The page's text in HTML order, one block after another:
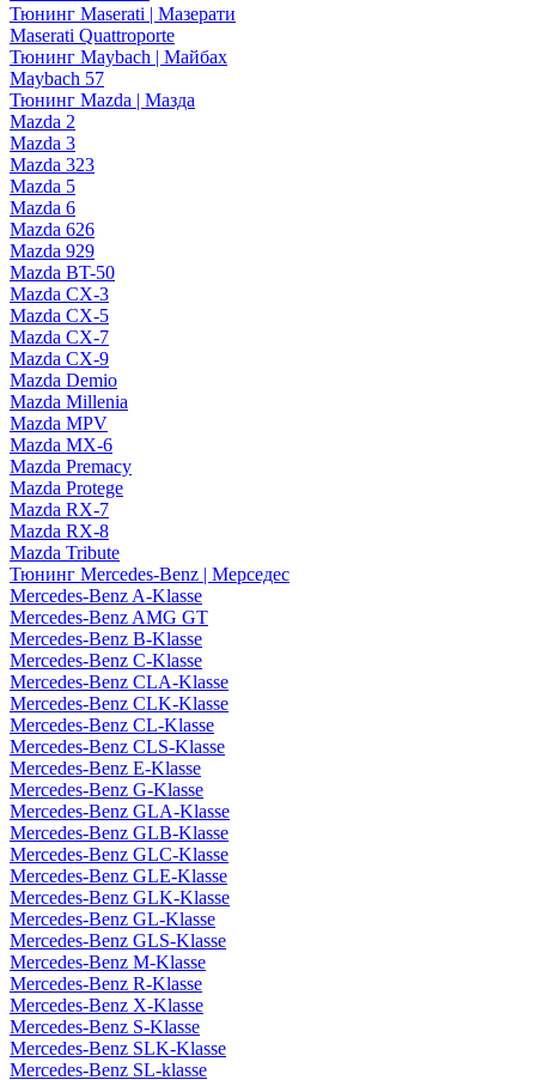
Тюнинг Maserati | Мазерати
Maserati Quattroporte
Тюнинг Maybach | Майбах
Maybach 57
Тюнинг Mazda | Мазда
Mazda 2
Mazda 3
Mazda 323
Mazda 5
Mazda 6
Mazda 626
Mazda 929
Mazda BT-50
Mazda CX-3
Mazda CX-5
Mazda CX-7
Mazda CX-9
Mazda Demio
Mazda Millenia
Mazda MPV
Mazda MX-6
Mazda Premacy
Mazda Protege
Mazda RX-7
Mazda RX-8
Mazda Tribute
Тюнинг Mercedes-Benz | Мерседес
Mercedes-Benz A-Klasse
Mercedes-Benz AMG GT
Mercedes-Benz B-Klasse
Mercedes-Benz C-Klasse
Mercedes-Benz CLA-Klasse
Mercedes-Benz CLK-Klasse
Mercedes-Benz CL-Klasse
Mercedes-Benz CLS-Klasse
Mercedes-Benz E-Klasse
Mercedes-Benz G-Klasse
Mercedes-Benz GLA-Klasse
Mercedes-Benz GLB-Klasse
Mercedes-Benz GLC-Klasse
Mercedes-Benz GLE-Klasse
Mercedes-Benz GLK-Klasse
Mercedes-Benz GL-Klasse
Mercedes-Benz GLS-Klasse
Mercedes-Benz M-Klasse
Mercedes-Benz R-Klasse
Mercedes-Benz X-Klasse
Mercedes-Benz S-Klasse
Mercedes-Benz SLK-Klasse
Mercedes-Benz SL-klasse